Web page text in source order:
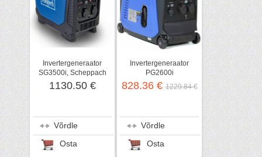
Invertergeneraator
SG3500i, Scheppach
1130.50 €
Võrdle
Osta
Invertergeneraator
PG2600i
828.36 €1229.84 €
Võrdle
Osta